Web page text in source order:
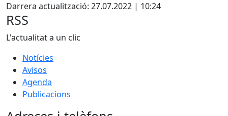
Darrera actualització: 27.07.2022 | 10:24
RSS
L'actualitat a un clic
Notícies
Avisos
Agenda
Publicacions